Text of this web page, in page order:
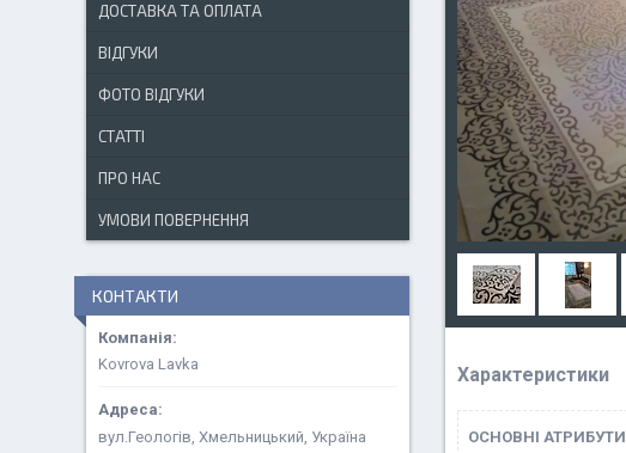
Характеристики
ОСНОВНІ АТРИБУТИ
ДОСТАВКА ТА ОПЛАТА
ВІДГУКИ
ФОТО ВІДГУКИ
СТАТТІ
ПРО НАС
УМОВИ ПОВЕРНЕННЯ
КОНТАКТИ
Kovrova Lavka
вул.Геологів, Хмельницький, Україна